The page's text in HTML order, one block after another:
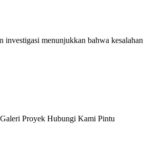
investigasi menunjukkan bahwa kesalahan
Proyek Hubungi Kami Pintu